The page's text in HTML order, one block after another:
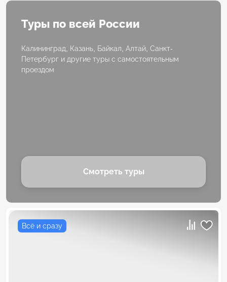
Туры по всей России
Калининград, Казань, Байкал, Алтай, Санкт-
Петербург и другие туры с самостоятельным
проездом
Смотреть туры
Всё и сразу